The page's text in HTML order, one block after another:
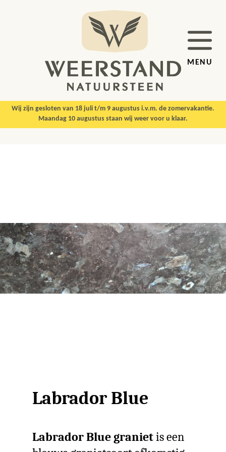
MENU
Wij zijn gesloten van 18 juli t/m 9 augustus i.v.m. de zomervakantie.
Maandag 10 augustus staan wij weer voor u klaar.
Labrador Blue
Labrador Blue granietis een